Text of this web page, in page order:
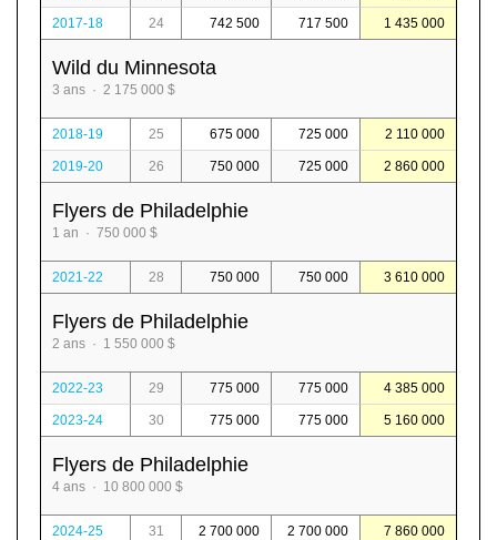
2017-18 24 742 500 717 500 1 435 000
Wild du Minnesota
3 ans · 2 175 000 $
2018-19 25 675 000 725 000 2 110 000
2019-20 26 750 000 725 000 2 860 000
Flyers de Philadelphie
1 an · 750 000 $
2021-22 28 750 000 750 000 3 610 000
Flyers de Philadelphie
2 ans · 1 550 000 $
2022-23 29 775 000 775 000 4 385 000
2023-24 30 775 000 775 000 5 160 000
Flyers de Philadelphie
4 ans · 10 800 000 $
2024-25 31 2 700 000 2 700 000 7 860 000